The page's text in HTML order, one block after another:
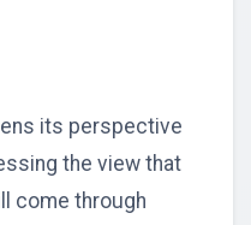
its perspective
the view that
come through